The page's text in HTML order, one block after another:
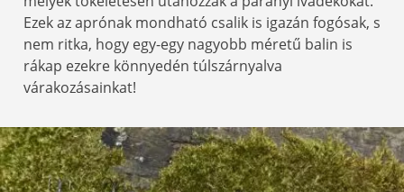
Ezek az aprónak mondható csalik is igazán fogósak, s
nem ritka, hogy egy-egy nagyobb méretű balin is
rákap ezekre könnyedén túlszárnyalva
várakozásainkat!